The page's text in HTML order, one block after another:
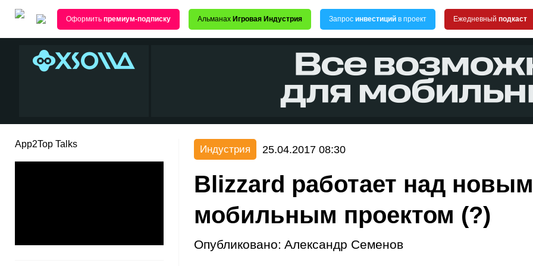
Оформить премиум-подписку Альманах Игровая Индустрия Запрос инвестиций в проект Ежедневный подкаст
App2Top Talks Индустрия 25.04.2017 08:30
Blizzard работает над новым
мобильным проектом (?)
Опубликовано: Александр Семенов